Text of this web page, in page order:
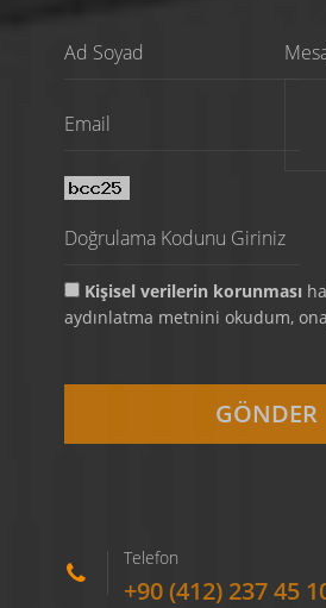
Kişisel verilerin korunması
aydınlatma metnini okudum,
Telefon
+90 (412) 237 45